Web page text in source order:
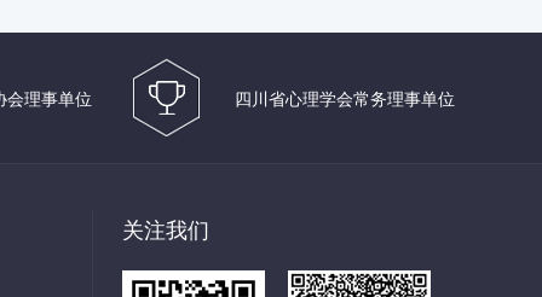
会理事单位 四川省心理学会常务理事单位
关注我们